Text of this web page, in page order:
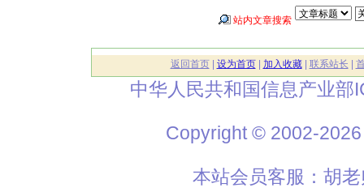
站内文章搜索
返回首页| 设为首页| 加入收藏| 联系站长
中华人民共和国信息产业部
Copyright © 2002-
本站会员客服：胡